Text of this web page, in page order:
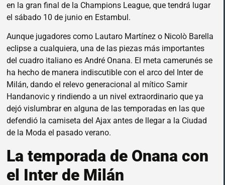
en la gran final de la Champions League, que tendrá lugar
el sábado 10 de junio en Estambul.
Aunque jugadores como Lautaro Martínez o Nicolò Barella
eclipse a cualquiera, una de las piezas más importantes
del cuadro italiano es André Onana. El meta camerunés se
ha hecho de manera indiscutible con el arco del Inter de
Milán, dando el relevo generacional al mítico Samir
Handanovic y rindiendo a un nivel extraordinario que ya
dejó vislumbrar en alguna de las temporadas en las que
defendió la camiseta del Ajax antes de llegar a la Ciudad
de la Moda el pasado verano.
La temporada de Onana con
el Inter de Milán